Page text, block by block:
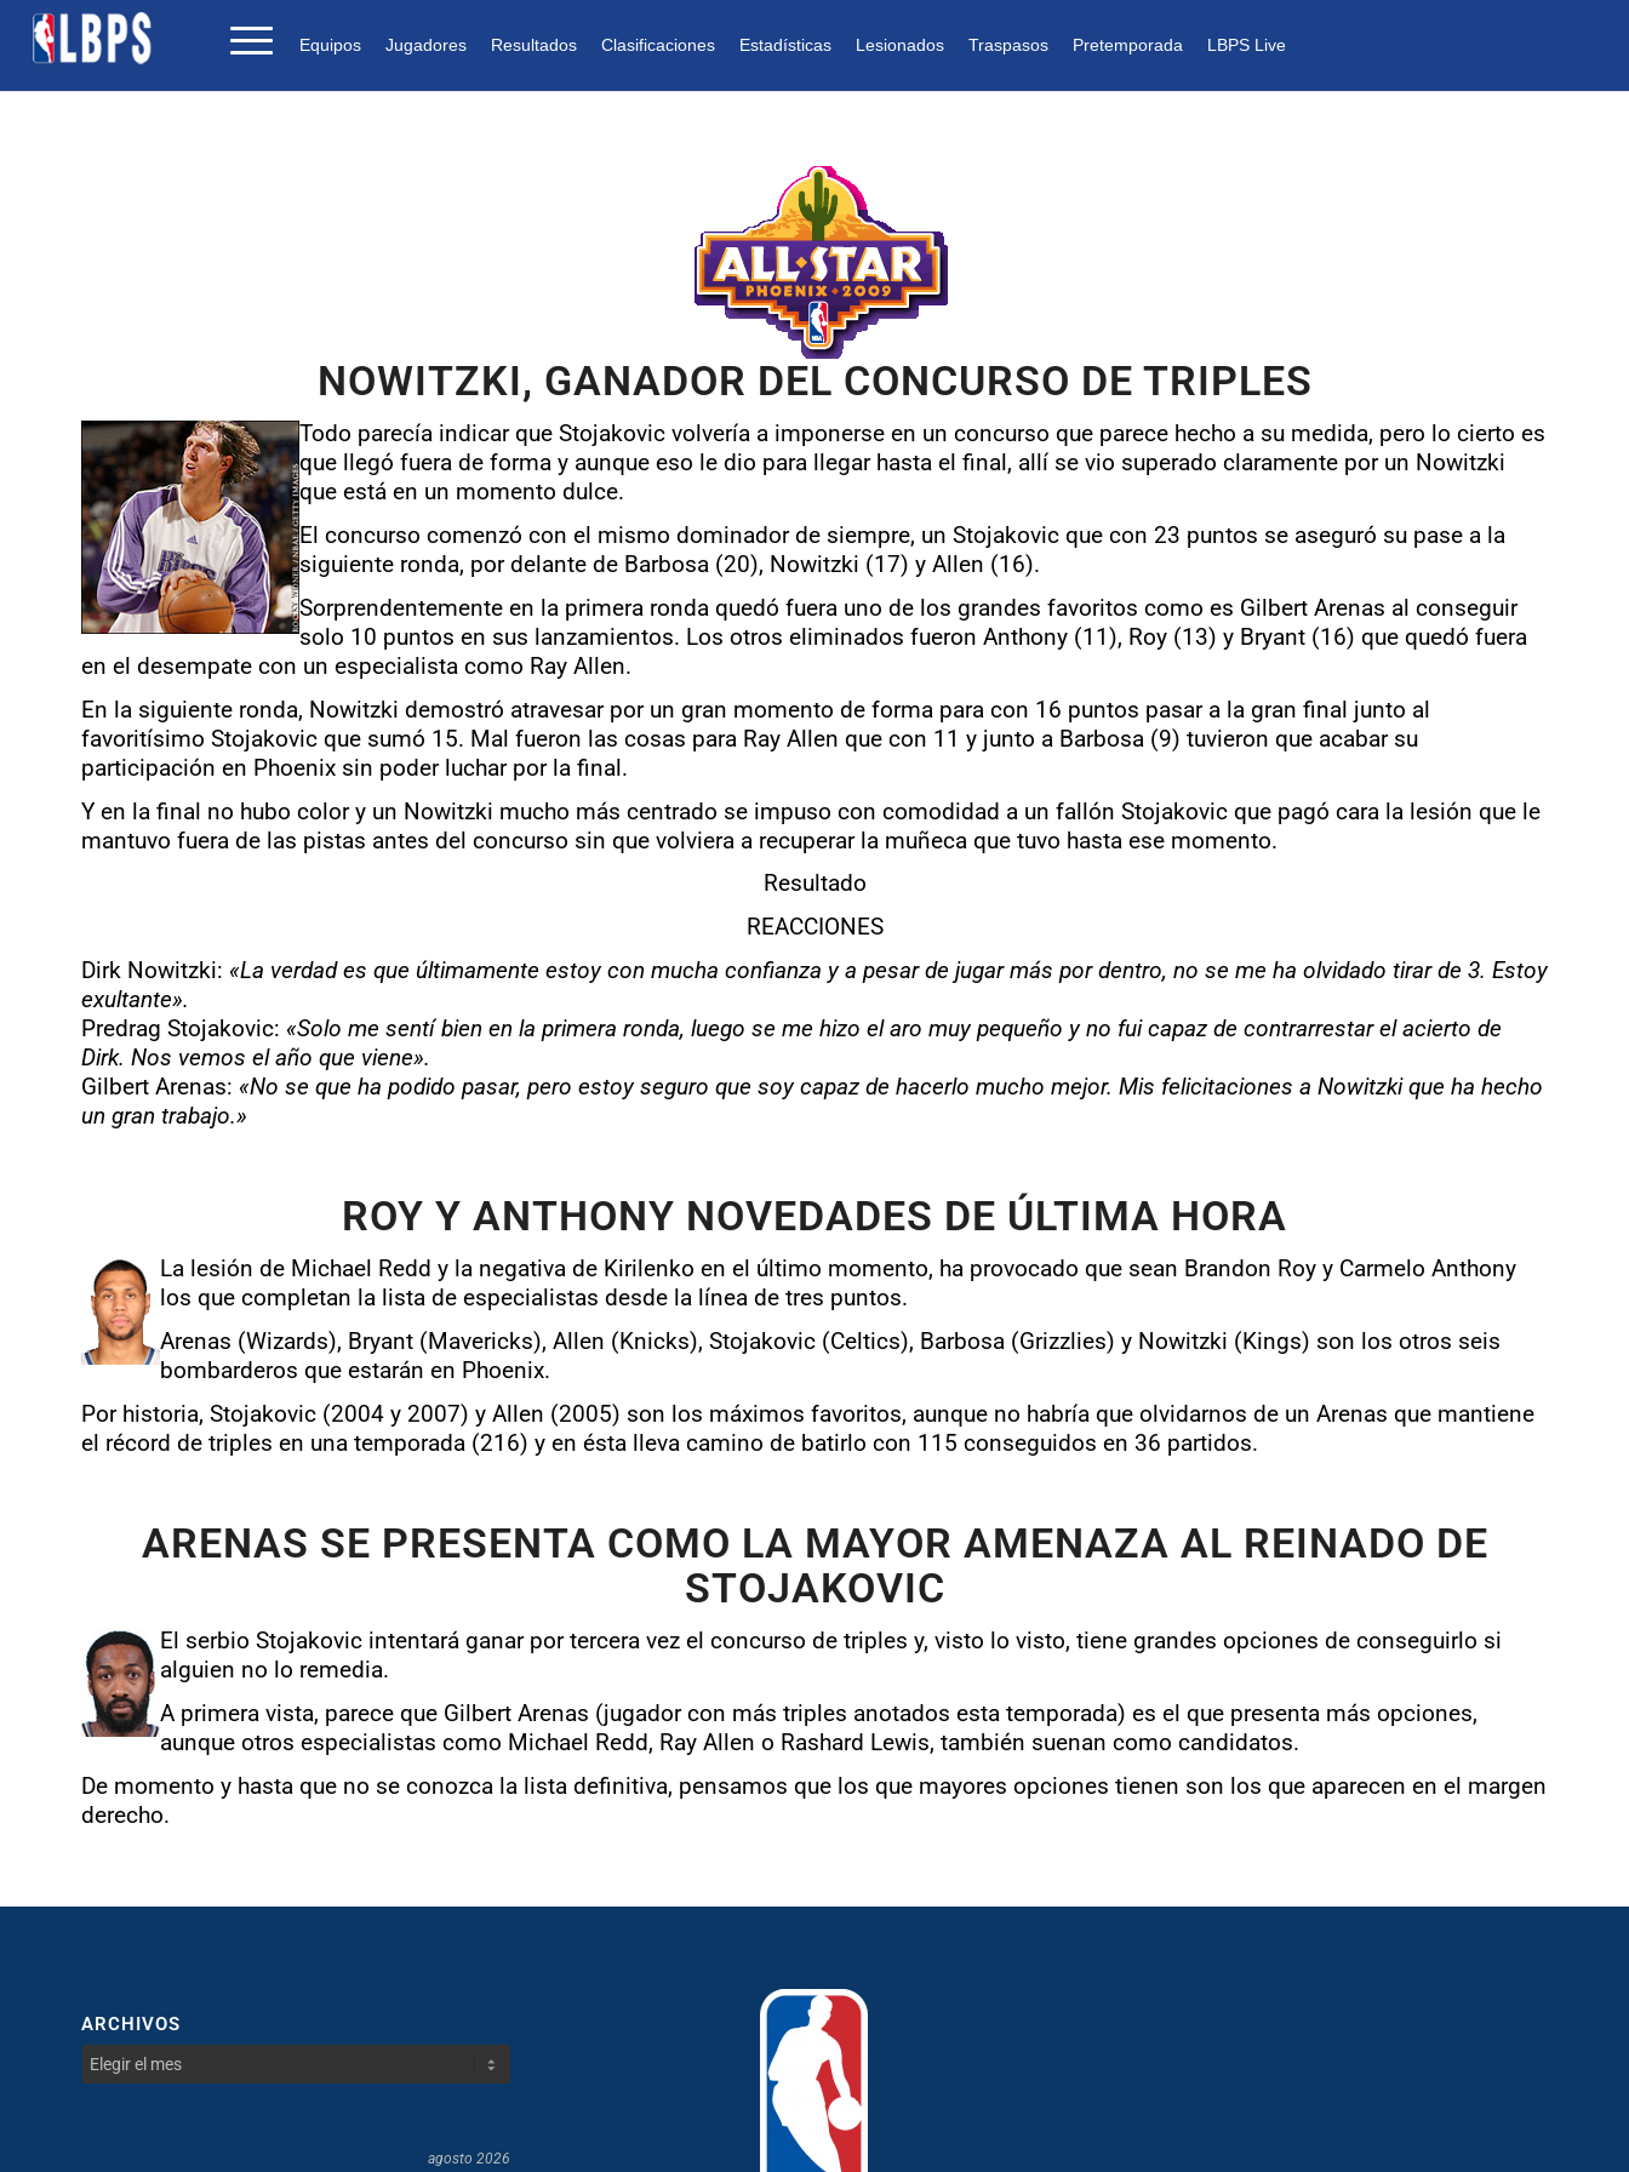
Equipos Jugadores Resultados Clasificaciones Estadísticas Lesionados Traspasos Pretemporada LBPS Live
NOWITZKI, GANADOR DEL CONCURSO DE TRIPLES
Todo parecía indicar que Stojakovic volvería a imponerse en un concurso que parece hecho a su medida, pero lo cierto es
que llegó fuera de forma y aunque eso le dio para llegar hasta el final, allí se vio superado claramente por un Nowitzki
que está en un momento dulce.
El concurso comenzó con el mismo dominador de siempre, un Stojakovic que con 23 puntos se aseguró su pase a la
siguiente ronda, por delante de Barbosa (20), Nowitzki (17) y Allen (16).
Sorprendentemente en la primera ronda quedó fuera uno de los grandes favoritos como es Gilbert Arenas al conseguir
solo 10 puntos en sus lanzamientos. Los otros eliminados fueron Anthony (11), Roy (13) y Bryant (16) que quedó fuera
en el desempate con un especialista como Ray Allen.
En la siguiente ronda, Nowitzki demostró atravesar por un gran momento de forma para con 16 puntos pasar a la gran final junto al
favoritísimo Stojakovic que sumó 15. Mal fueron las cosas para Ray Allen que con 11 y junto a Barbosa (9) tuvieron que acabar su
participación en Phoenix sin poder luchar por la final.
Y en la final no hubo color y un Nowitzki mucho más centrado se impuso con comodidad a un fallón Stojakovic que pagó cara la lesión que le
mantuvo fuera de las pistas antes del concurso sin que volviera a recuperar la muñeca que tuvo hasta ese momento.
Resultado
REACCIONES
Dirk Nowitzki: «La verdad es que últimamente estoy con mucha confianza y a pesar de jugar más por dentro, no se me ha olvidado tirar de 3. Estoy
exultante».
Predrag Stojakovic: «Solo me sentí bien en la primera ronda, luego se me hizo el aro muy pequeño y no fui capaz de contrarrestar el acierto de
Dirk. Nos vemos el año que viene».
Gilbert Arenas: «No se que ha podido pasar, pero estoy seguro que soy capaz de hacerlo mucho mejor. Mis felicitaciones a Nowitzki que ha hecho
un gran trabajo.»
ROY Y ANTHONY NOVEDADES DE ÚLTIMA HORA
La lesión de Michael Redd y la negativa de Kirilenko en el último momento, ha provocado que sean Brandon Roy y Carmelo Anthony
los que completan la lista de especialistas desde la línea de tres puntos.
Arenas (Wizards), Bryant (Mavericks), Allen (Knicks), Stojakovic (Celtics), Barbosa (Grizzlies) y Nowitzki (Kings) son los otros seis
bombarderos que estarán en Phoenix.
Por historia, Stojakovic (2004 y 2007) y Allen (2005) son los máximos favoritos, aunque no habría que olvidarnos de un Arenas que mantiene
el récord de triples en una temporada (216) y en ésta lleva camino de batirlo con 115 conseguidos en 36 partidos.
ARENAS SE PRESENTA COMO LA MAYOR AMENAZA AL REINADO DE
STOJAKOVIC
El serbio Stojakovic intentará ganar por tercera vez el concurso de triples y, visto lo visto, tiene grandes opciones de conseguirlo si
alguien no lo remedia.
A primera vista, parece que Gilbert Arenas (jugador con más triples anotados esta temporada) es el que presenta más opciones,
aunque otros especialistas como Michael Redd, Ray Allen o Rashard Lewis, también suenan como candidatos.
De momento y hasta que no se conozca la lista definitiva, pensamos que los que mayores opciones tienen son los que aparecen en el margen
derecho.
ARCHIVOS
agosto 2026